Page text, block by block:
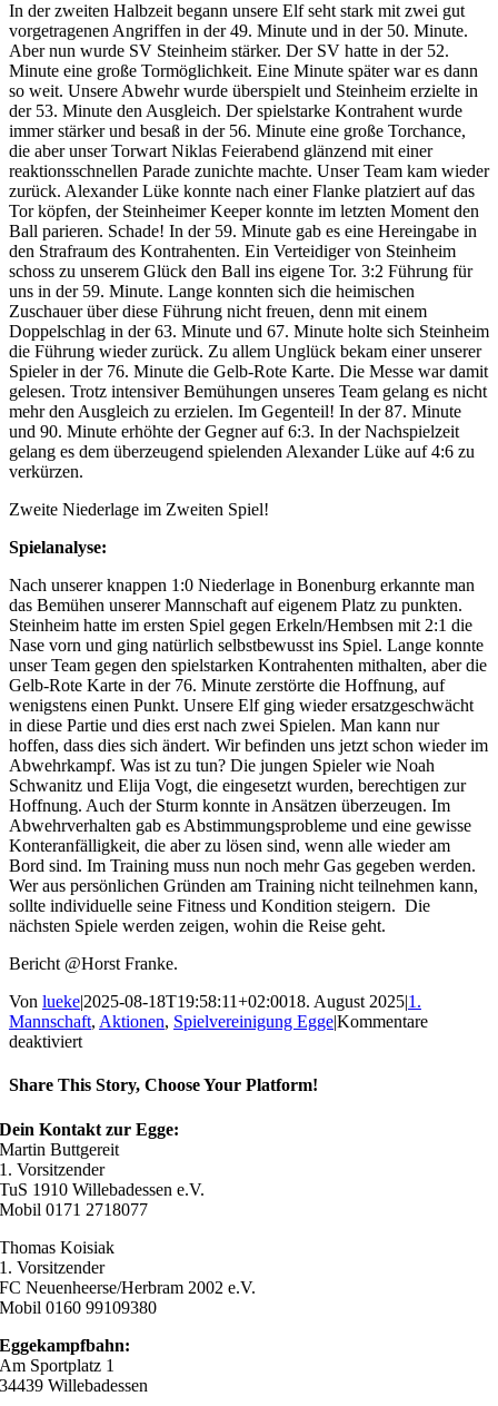
In der zweiten Halbzeit begann unsere Elf seht stark mit zwei gut
vorgetragenen Angriffen in der 49. Minute und in der 50. Minute.
Aber nun wurde SV Steinheim stärker. Der SV hatte in der 52.
Minute eine große Tormöglichkeit. Eine Minute später war es dann
so weit. Unsere Abwehr wurde überspielt und Steinheim erzielte in
der 53. Minute den Ausgleich. Der spielstarke Kontrahent wurde
immer stärker und besaß in der 56. Minute eine große Torchance,
die aber unser Torwart Niklas Feierabend glänzend mit einer
reaktionsschnellen Parade zunichte machte. Unser Team kam wieder
zurück. Alexander Lüke konnte nach einer Flanke platziert auf das
Tor köpfen, der Steinheimer Keeper konnte im letzten Moment den
Ball parieren. Schade! In der 59. Minute gab es eine Hereingabe in
den Strafraum des Kontrahenten. Ein Verteidiger von Steinheim
schoss zu unserem Glück den Ball ins eigene Tor. 3:2 Führung für
uns in der 59. Minute. Lange konnten sich die heimischen
Zuschauer über diese Führung nicht freuen, denn mit einem
Doppelschlag in der 63. Minute und 67. Minute holte sich Steinheim
die Führung wieder zurück. Zu allem Unglück bekam einer unserer
Spieler in der 76. Minute die Gelb-Rote Karte. Die Messe war damit
gelesen. Trotz intensiver Bemühungen unseres Team gelang es nicht
mehr den Ausgleich zu erzielen. Im Gegenteil! In der 87. Minute
und 90. Minute erhöhte der Gegner auf 6:3. In der Nachspielzeit
gelang es dem überzeugend spielenden Alexander Lüke auf 4:6 zu
verkürzen.
Zweite Niederlage im Zweiten Spiel!
Spielanalyse:
Nach unserer knappen 1:0 Niederlage in Bonenburg erkannte man
das Bemühen unserer Mannschaft auf eigenem Platz zu punkten.
Steinheim hatte im ersten Spiel gegen Erkeln/Hembsen mit 2:1 die
Nase vorn und ging natürlich selbstbewusst ins Spiel. Lange konnte
unser Team gegen den spielstarken Kontrahenten mithalten, aber die
Gelb-Rote Karte in der 76. Minute zerstörte die Hoffnung, auf
wenigstens einen Punkt. Unsere Elf ging wieder ersatzgeschwächt
in diese Partie und dies erst nach zwei Spielen. Man kann nur
hoffen, dass dies sich ändert. Wir befinden uns jetzt schon wieder im
Abwehrkampf. Was ist zu tun? Die jungen Spieler wie Noah
Schwanitz und Elija Vogt, die eingesetzt wurden, berechtigen zur
Hoffnung. Auch der Sturm konnte in Ansätzen überzeugen. Im
Abwehrverhalten gab es Abstimmungsprobleme und eine gewisse
Konteranfälligkeit, die aber zu lösen sind, wenn alle wieder am
Bord sind. Im Training muss nun noch mehr Gas gegeben werden.
Wer aus persönlichen Gründen am Training nicht teilnehmen kann,
sollte individuelle seine Fitness und Kondition steigern. Die
nächsten Spiele werden zeigen, wohin die Reise geht.
Bericht @Horst Franke.
Von lueke|2025-08-18T19:58:11+02:0018. August 2025|1.
Mannschaft, Aktionen, Spielvereinigung Egge|Kommentare
deaktiviertfür
Heimpleite
den
SV
Steinheim!
Share This Story, Choose Your Platform!
Facebook
X
Reddit
LinkedIn
WhatsApp
Telegram
Tumblr
Pinterest
Vk
Xing
E-
Mail
Dein Kontakt zur Egge:
Martin Buttgereit
1. Vorsitzender
TuS 1910 Willebadessen e.V.
Mobil 0171 2718077
Thomas Koisiak
1. Vorsitzender
FC Neuenheerse/Herbram 2002 e.V.
Mobil 0160 99109380
Eggekampfbahn:
Am Sportplatz 1
34439 Willebadessen